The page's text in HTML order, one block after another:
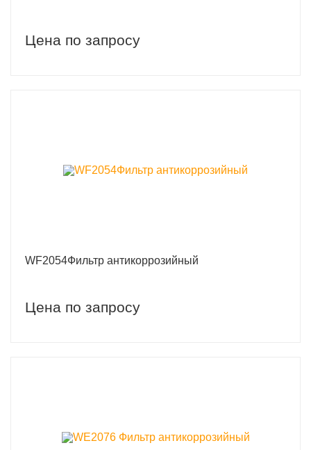
Цена по запросу
WF2054Фильтр антикоррозийный
Цена по запросу